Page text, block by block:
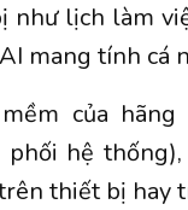
như lịch làm
mang tính cá
của
phối hệ
thiết bị hay